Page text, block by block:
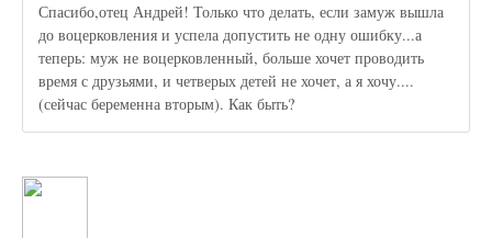
Спасибо,отец Андрей! Только что делать, если замуж вышла
до воцерковления и успела допустить не одну ошибку...а
теперь: муж не воцерковленный, больше хочет проводить
время с друзьями, и четверых детей не хочет, а я хочу....
(сейчас беременна вторым). Как быть?